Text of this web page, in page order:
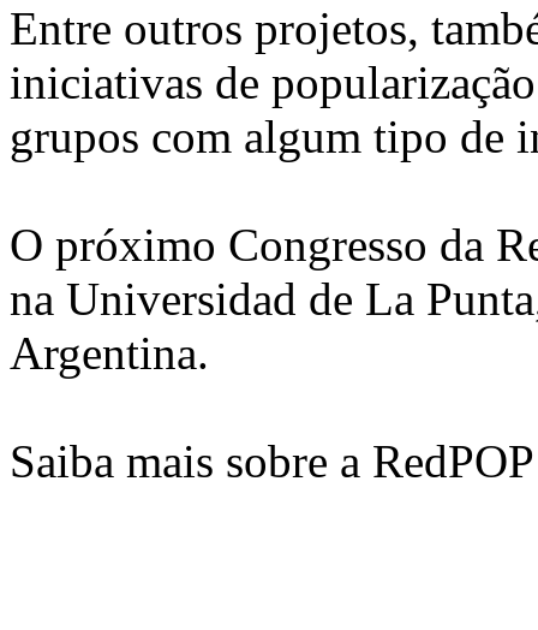
Entre outros projetos,
iniciativas de
grupos com algum tipo de
O próximo Congresso da
na Universidad de La
Argentina.
Saiba mais sobre a